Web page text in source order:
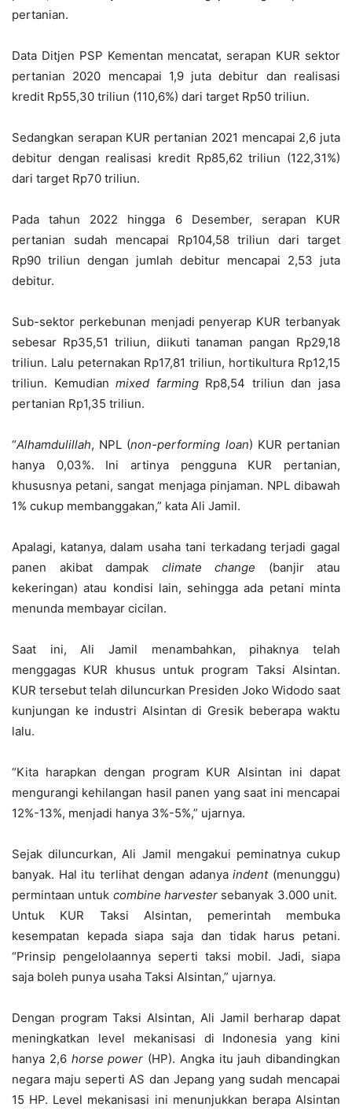
pertanian.
Data Ditjen PSP Kementan mencatat, serapan KUR sektor
pertanian 2020 mencapai 1,9 juta debitur dan realisasi
kredit Rp55,30 triliun (110,6%) dari target Rp50 triliun.
Sedangkan serapan KUR pertanian 2021 mencapai 2,6 juta
debitur dengan realisasi kredit Rp85,62 triliun (122,31%)
dari target Rp70 triliun.
Pada tahun 2022 hingga 6 Desember, serapan KUR
pertanian sudah mencapai Rp104,58 triliun dari target
Rp90 triliun dengan jumlah debitur mencapai 2,53 juta
debitur.
Sub-sektor perkebunan menjadi penyerap KUR terbanyak
sebesar Rp35,51 triliun, diikuti tanaman pangan Rp29,18
triliun. Lalu peternakan Rp17,81 triliun, hortikultura Rp12,15
triliun. Kemudianmixed farmingRp8,54 triliun dan jasa
pertanian Rp1,35 triliun.
“Alhamdulillah, NPL (non-performing loan) KUR pertanian
hanya 0,03%. Ini artinya pengguna KUR pertanian,
khususnya petani, sangat menjaga pinjaman. NPL dibawah
1% cukup membanggakan,” kata Ali Jamil.
Apalagi, katanya, dalam usaha tani terkadang terjadi gagal
panen akibat dampak climate change (banjir atau
kekeringan) atau kondisi lain, sehingga ada petani minta
menunda membayar cicilan.
Saat ini, Ali Jamil menambahkan, pihaknya telah
menggagas KUR khusus untuk program Taksi Alsintan.
KUR tersebut telah diluncurkan Presiden Joko Widodo saat
kunjungan ke industri Alsintan di Gresik beberapa waktu
lalu.
“Kita harapkan dengan program KUR Alsintan ini dapat
mengurangi kehilangan hasil panen yang saat ini mencapai
12%-13%, menjadi hanya 3%-5%,” ujarnya.
Sejak diluncurkan, Ali Jamil mengakui peminatnya cukup
banyak. Hal itu terlihat dengan adanyaindent(menunggu)
permintaan untuk combine harvester sebanyak 3.000 unit.
Untuk KUR Taksi Alsintan, pemerintah membuka
kesempatan kepada siapa saja dan tidak harus petani.
“Prinsip pengelolaannya seperti taksi mobil. Jadi, siapa
saja boleh punya usaha Taksi Alsintan,” ujarnya.
Dengan program Taksi Alsintan, Ali Jamil berharap dapat
meningkatkan level mekanisasi di Indonesia yang kini
hanya 2,6 horse power (HP). Angka itu jauh dibandingkan
negara maju seperti AS dan Jepang yang sudah mencapai
15 HP. Level mekanisasi ini menunjukkan berapa Alsintan